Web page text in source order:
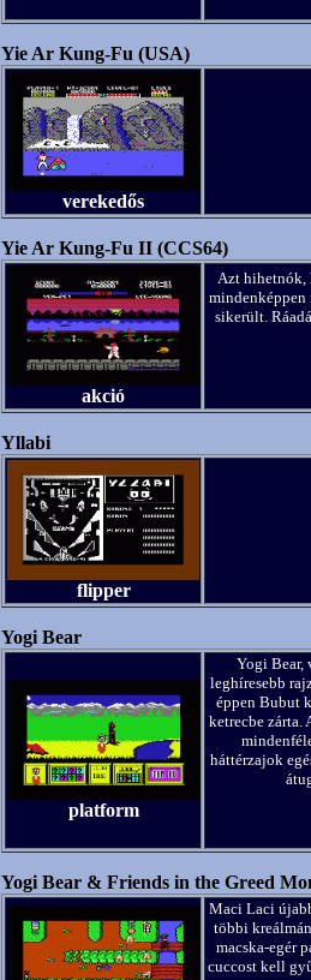
Yie Ar Kung-Fu (USA)
verekedős
Yie Ar Kung-Fu II (CCS64)
akció
Azt hihetnók,
mindenképpen
sikerült.
Yllabi
flipper
Yogi Bear
platform
Yogi Bear,
leghíresebb
éppen Bubut
ketrecbe zárta.
háttérzajok
Yogi Bear & Friends in the Greed
Maci Laci
többi
macska-egér
cuccost kell